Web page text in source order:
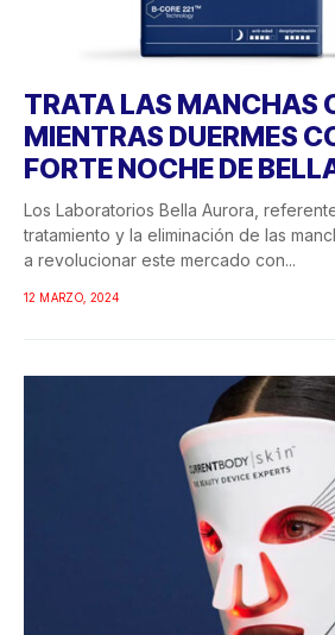
TRATA LAS MANCHAS
MIENTRAS DUERMES
FORTE NOCHE DE
Los Laboratorios Bella Aurora,
tratamiento y la eliminación de las
a revolucionar este mercado con...
12 MARZO, 2024